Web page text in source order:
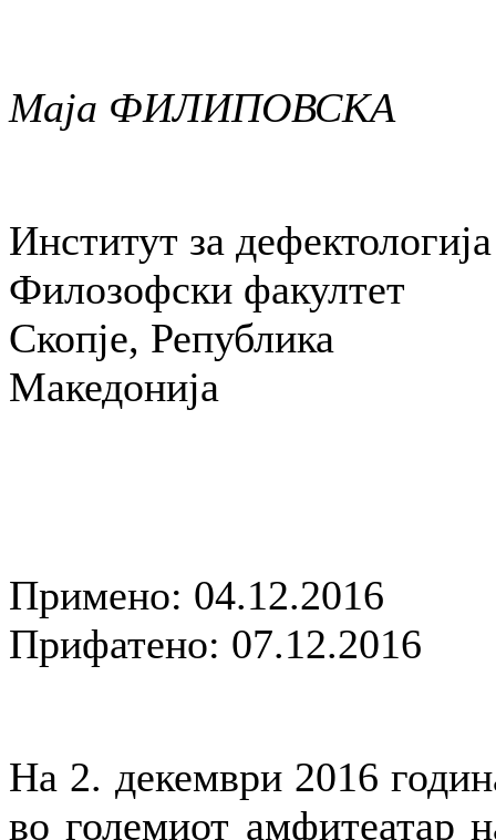
Маја ФИЛИПОВСКА
Институт за дефектологија
Филозофски факултет
Скопје, Република
Македонија
Примено: 04.12.2016
Прифатено: 07.12.2016
На 2. декември 2016
во големиот амфитеатар